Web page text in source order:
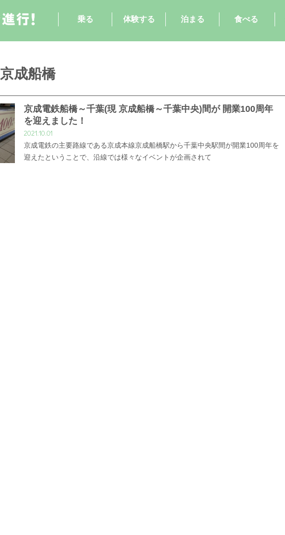
乗る 体験する 泊まる 食べる
京成船橋
京成電鉄船橋～千葉(現 京成船橋～千葉中央)間が 開業100周年
を迎えました！
2021.10.01
京成電鉄の主要路線である京成本線京成船橋駅から千葉中央駅間が開業100周年を
迎えたということで、沿線では様々なイベントが企画されて